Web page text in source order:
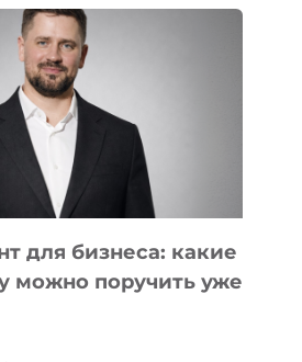
для бизнеса: какие
можно поручить уже